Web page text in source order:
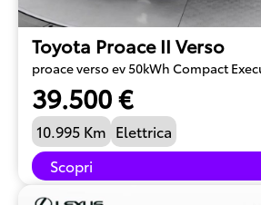
Toyota Proace II Verso
proace verso ev 50kWh Compact
39.500 €
10.995 Km Elettrica
Scopri